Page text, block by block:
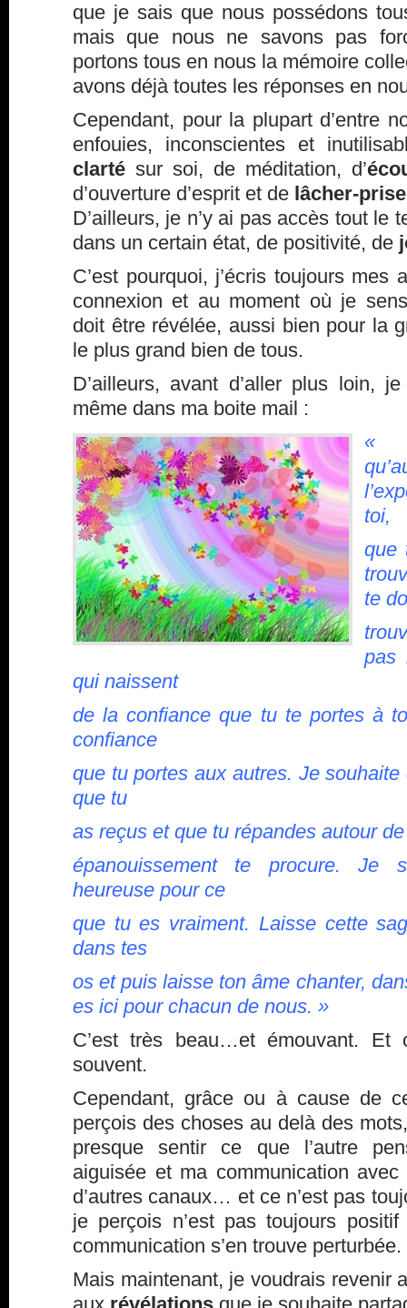
que je sais que nous possédons
mais que nous ne savons pas
portons tous en nous la mémoire
avons déjà toutes les réponses en
Cependant, pour la plupart d’entre
enfouies, inconscientes et
clarté sur soi, de méditation, d’
d’ouverture d’esprit et de lâcher-prise
D’ailleurs, je n’y ai pas accès tout le
dans un certain état, de positivité, de
C’est pourquoi, j’écris toujours mes
connexion et au moment où je
doit être révélée, aussi bien pour la
le plus grand bien de tous.
D’ailleurs, avant d’aller plus loin,
même dans ma boite mail :
«
toi,
que
te
pas
qui naissent
de la confiance que tu te portes à
confiance
que tu portes aux autres. Je
que tu
as reçus et que tu répandes autour
épanouissement te procure. Je
heureuse pour ce
que tu es vraiment. Laisse cette
dans tes
os et puis laisse ton âme chanter,
es ici pour chacun de nous. »
C’est très beau…et émouvant. Et
souvent.
Cependant, grâce ou à cause de
perçois des choses au delà des
presque sentir ce que l’autre
aiguisée et ma communication
d’autres canaux… et ce n’est pas
je perçois n’est pas toujours
communication s’en trouve perturbée.
Mais maintenant, je voudrais revenir